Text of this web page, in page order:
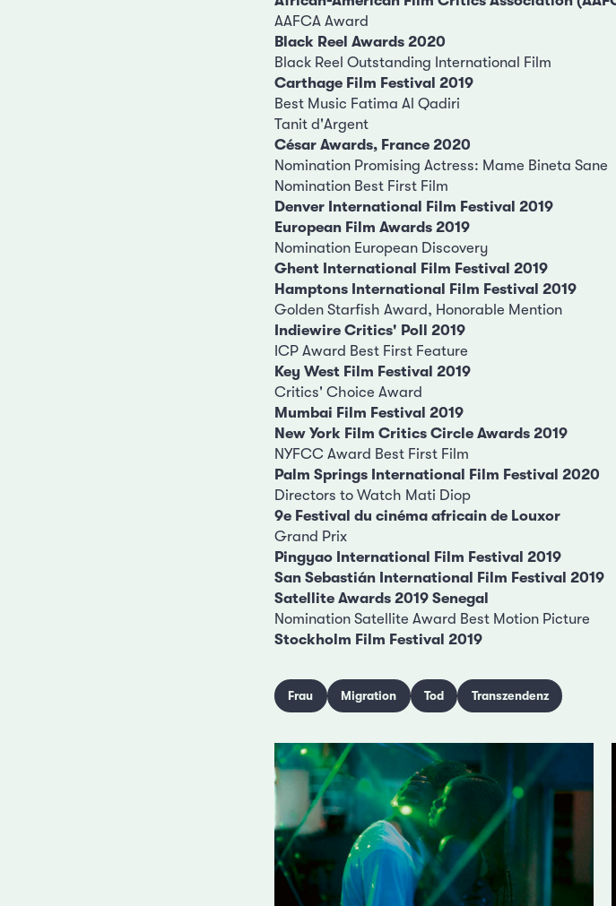
AAFCA Award
Black Reel Awards 2020
Black Reel Outstanding International Film
Carthage Film Festival 2019
Best Music Fatima Al Qadiri
Tanit d'Argent
César Awards, France 2020
Nomination Promising Actress: Mame Bineta Sane
Nomination Best First Film
Denver International Film Festival 2019
European Film Awards 2019
Nomination European Discovery
Ghent International Film Festival 2019
Hamptons International Film Festival 2019
Golden Starfish Award, Honorable Mention
Indiewire Critics' Poll 2019
ICP Award Best First Feature
Key West Film Festival 2019
Critics' Choice Award
Mumbai Film Festival 2019
New York Film Critics Circle Awards 2019
NYFCC Award Best First Film
Palm Springs International Film Festival 2020
Directors to Watch Mati Diop
9e Festival du cinéma africain de Louxor
Grand Prix
Pingyao International Film Festival 2019
San Sebastián International Film Festival 2019
Satellite Awards 2019 Senegal
Nomination Satellite Award Best Motion Picture
Stockholm Film Festival 2019
Frau Migration Tod Transzendenz